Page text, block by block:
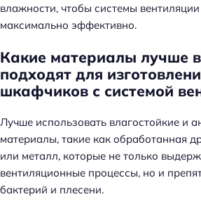
влажности, чтобы системы
максимально эффективно.
Какие материалы лучше
подходят для
шкафчиков с системой
Лучше использовать влагостойкие и
материалы, такие как обработанная
или металл, которые не только
вентиляционные процессы, но и
бактерий и плесени.